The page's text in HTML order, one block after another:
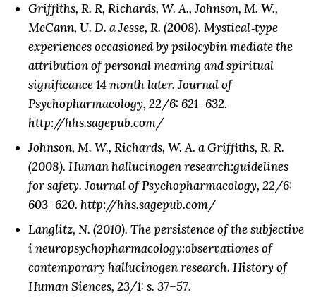
Griffiths, R. R, Richards, W. A., Johnson, M. W.,
McCann, U. D. a Jesse, R. (2008). Mystical‑type
experiences occasioned by psilocybin mediate the
attribution of personal meaning and spiritual
significance 14 month later. Journal of
Psychopharmacology, 22/6: 621–632.
http://hhs.sagepub.com/
Johnson, M. W., Richards, W. A. a Griffiths, R. R.
(2008). Human hallucinogen research:guidelines
for safety. Journal of Psychopharmacology, 22/6:
603–620. http://hhs.sagepub.com/
Langlitz, N. (2010). The persistence of the subjective
i neuropsychopharmacology:observationes of
contemporary hallucinogen research. History of
Human Siences, 23/1: s. 37–57.